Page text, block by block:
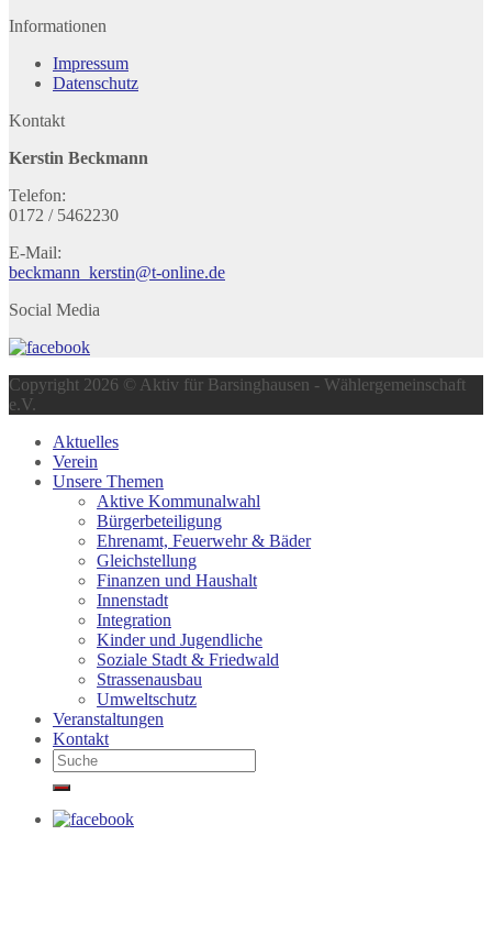
Informationen
Impressum
Datenschutz
Kontakt
Kerstin Beckmann
Telefon:
0172 / 5462230
E-Mail:
beckmann_kerstin@t-online.de
Social Media
Copyright 2026 © Aktiv für Barsinghausen - Wählergemeinschaft
e.V.
Aktuelles
Verein
Unsere Themen
Aktive Kommunalwahl
Bürgerbeteiligung
Ehrenamt, Feuerwehr & Bäder
Gleichstellung
Finanzen und Haushalt
Innenstadt
Integration
Kinder und Jugendliche
Soziale Stadt & Friedwald
Strassenausbau
Umweltschutz
Veranstaltungen
Kontakt